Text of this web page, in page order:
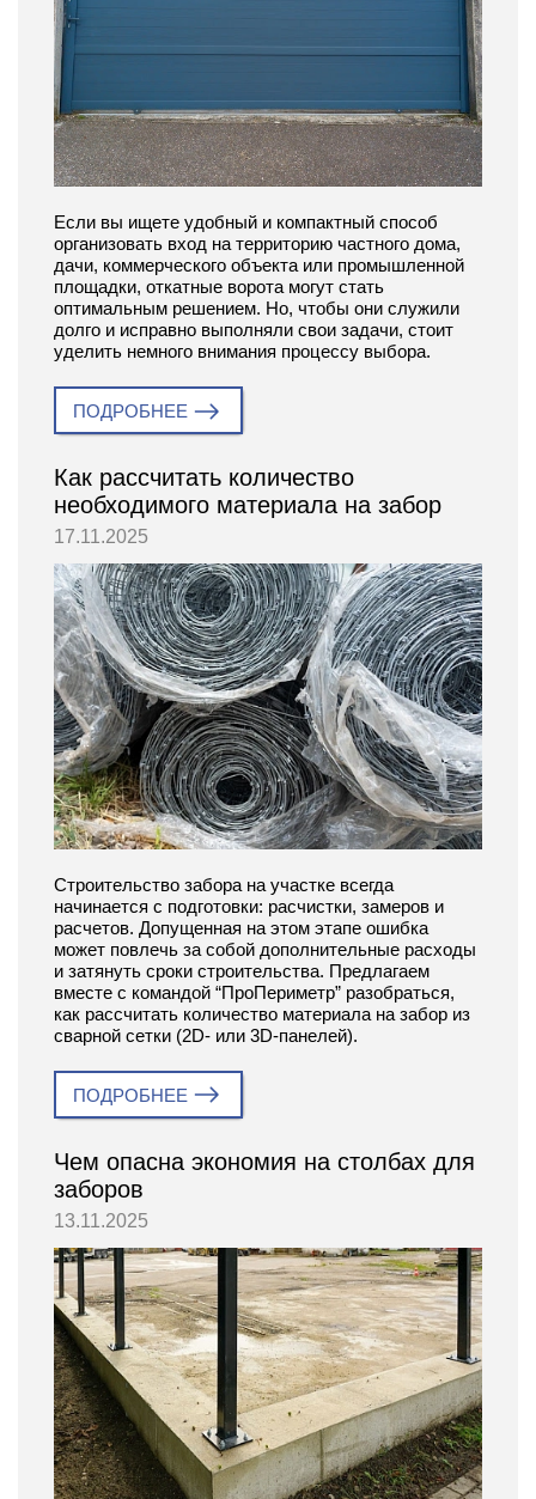
Если вы ищете удобный и компактный способ
организовать вход на территорию частного дома,
дачи, коммерческого объекта или промышленной
площадки, откатные ворота могут стать
оптимальным решением. Но, чтобы они служили
долго и исправно выполняли свои задачи, стоит
уделить немного внимания процессу выбора.
ПОДРОБНЕЕ
Как рассчитать количество
необходимого материала на забор
17.11.2025
Строительство забора на участке всегда
начинается с подготовки: расчистки, замеров и
расчетов. Допущенная на этом этапе ошибка
может повлечь за собой дополнительные расходы
и затянуть сроки строительства. Предлагаем
вместе с командой “ПроПериметр” разобраться,
как рассчитать количество материала на забор из
сварной сетки (2D- или 3D-панелей).
ПОДРОБНЕЕ
Чем опасна экономия на столбах для
заборов
13.11.2025